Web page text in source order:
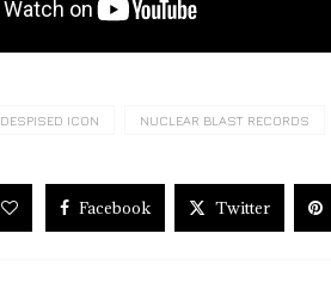
DESPISED ICON NUCLEAR BLAST RECORDS
Facebook Twitter